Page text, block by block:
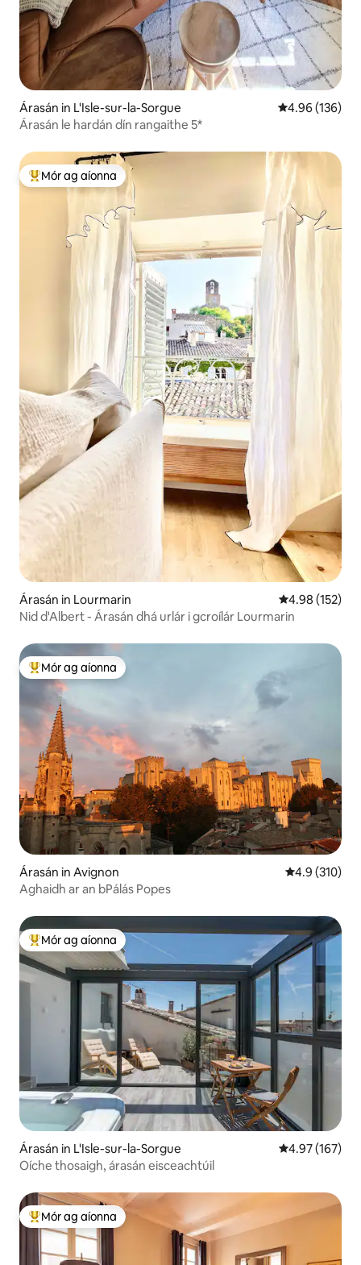
Árasán in L'Isle-sur-la-Sorgue Meánrátáil
4.96 (136)
Árasán le hardán dín rangaithe 5*
An-mhór ag aíonna
Mór ag aíonna
Árasán in Lourmarin Meánrátáil
4.98 (152)
Nid d'Albert - Árasán dhá urlár i gcroílár Lourmarin
An-mhór ag aíonna
Mór ag aíonna
Árasán in Avignon Meánrátáil
4.9 (310)
Aghaidh ar an bPálás Popes
An-mhór ag aíonna
Mór ag aíonna
Árasán in L'Isle-sur-la-Sorgue Meánrátáil
4.97 (167)
Oíche thosaigh, árasán eisceachtúil
An-mhór ag aíonna
Mór ag aíonna